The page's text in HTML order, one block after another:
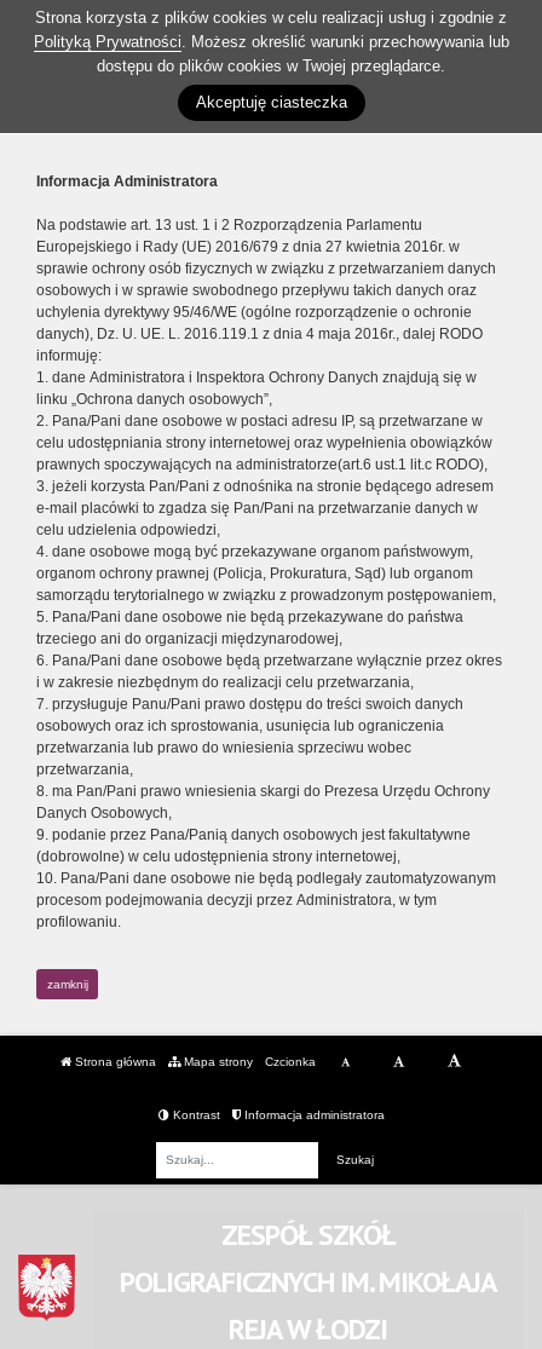
Strona korzysta z plików cookies w celu realizacji usług i zgodnie z
Polityką Prywatności. Możesz określić warunki przechowywania lub
dostępu do plików cookies w Twojej przeglądarce.
Akceptuję ciasteczka
Informacja Administratora
Na podstawie art. 13 ust. 1 i 2 Rozporządzenia Parlamentu
Europejskiego i Rady (UE) 2016/679 z dnia 27 kwietnia 2016r. w
sprawie ochrony osób fizycznych w związku z przetwarzaniem danych
osobowych i w sprawie swobodnego przepływu takich danych oraz
uchylenia dyrektywy 95/46/WE (ogólne rozporządzenie o ochronie
danych), Dz. U. UE. L. 2016.119.1 z dnia 4 maja 2016r., dalej RODO
informuję:
1. dane Administratora i Inspektora Ochrony Danych znajdują się w
linku „Ochrona danych osobowych”,
2. Pana/Pani dane osobowe w postaci adresu IP, są przetwarzane w
celu udostępniania strony internetowej oraz wypełnienia obowiązków
prawnych spoczywających na administratorze(art.6 ust.1 lit.c RODO),
3. jeżeli korzysta Pan/Pani z odnośnika na stronie będącego adresem
e-mail placówki to zgadza się Pan/Pani na przetwarzanie danych w
celu udzielenia odpowiedzi,
4. dane osobowe mogą być przekazywane organom państwowym,
organom ochrony prawnej (Policja, Prokuratura, Sąd) lub organom
samorządu terytorialnego w związku z prowadzonym postępowaniem,
5. Pana/Pani dane osobowe nie będą przekazywane do państwa
trzeciego ani do organizacji międzynarodowej,
6. Pana/Pani dane osobowe będą przetwarzane wyłącznie przez okres
i w zakresie niezbędnym do realizacji celu przetwarzania,
7. przysługuje Panu/Pani prawo dostępu do treści swoich danych
osobowych oraz ich sprostowania, usunięcia lub ograniczenia
przetwarzania lub prawo do wniesienia sprzeciwu wobec
przetwarzania,
8. ma Pan/Pani prawo wniesienia skargi do Prezesa Urzędu Ochrony
Danych Osobowych,
9. podanie przez Pana/Panią danych osobowych jest fakultatywne
(dobrowolne) w celu udostępnienia strony internetowej,
10. Pana/Pani dane osobowe nie będą podlegały zautomatyzowanym
procesom podejmowania decyzji przez Administratora, w tym
profilowaniu.
zamknij
Strona główna Mapa strony Czcionka
Kontrast Informacja administratora
ZESPÓŁ SZKÓŁ
POLIGRAFICZNYCHIM. MIKOŁAJA
REJAW ŁODZI